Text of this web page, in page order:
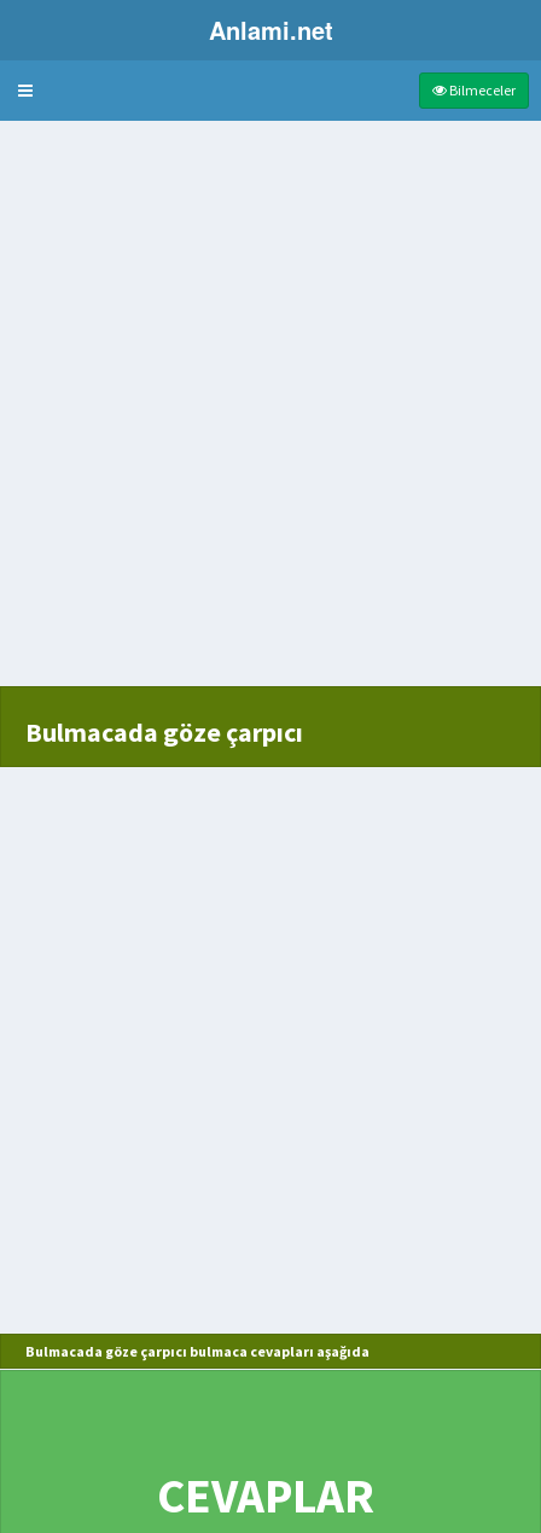
Anlami.net
Bulmaca Bilmeceler
Bulmacada göze çarpıcı
Bulmacada göze çarpıcı bulmaca cevapları aşağıda
CEVAPLAR